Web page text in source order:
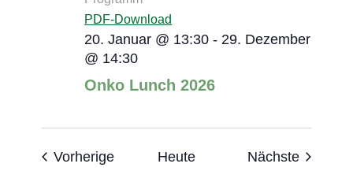
20. Januar @ 13:30 - 29. Dezember
@ 14:30
Onko Lunch 2026
PDF-Download
VorherigeVeranstaltungen
Heute Nächste